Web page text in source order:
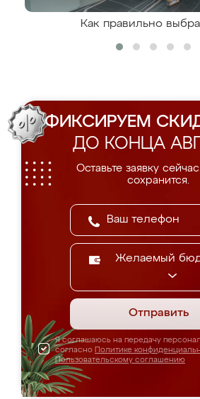
Как правильно
ФИКСИРУЕМ
ДО КОНЦА
Оставьте заявку
сохранится.
Желаемый
Отправить
Я соглашаюсь на передачу
согласно Политике
Пользовательскому соглашению